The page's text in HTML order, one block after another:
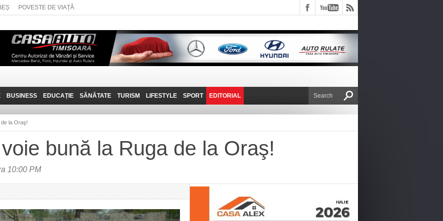
POVESTE DE VIAȚĂ
BUSINESS
JOB-URI
TEHNIT
EDUCAȚIE SĂNĂTATE TURISM
PRIN MUNȚII
FANTASTICUL BANAT
LIFESTYLE
POVESTE DE VIAȚĂ
SPORT EDITORIAL
DE VICTOR NAFIRU
la Oraş!
bună la Ruga de la Oraş!
10:00 PM